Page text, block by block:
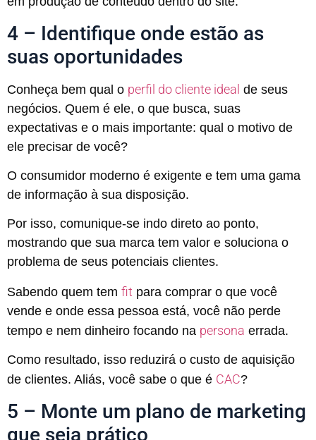
4 – Identifique onde estão as
suas oportunidades
Conheça bem qual o perfil do cliente ideal de seus
negócios. Quem é ele, o que busca, suas
expectativas e o mais importante: qual o motivo de
ele precisar de você?
O consumidor moderno é exigente e tem uma gama
de informação à sua disposição.
Por isso, comunique-se indo direto ao ponto,
mostrando que sua marca tem valor e soluciona o
problema de seus potenciais clientes.
Sabendo quem tem fit para comprar o que você
vende e onde essa pessoa está, você não perde
tempo e nem dinheiro focando na persona errada.
Como resultado, isso reduzirá o custo de aquisição
de clientes. Aliás, você sabe o que é CAC?
5 – Monte um plano de marketing
que seja prático